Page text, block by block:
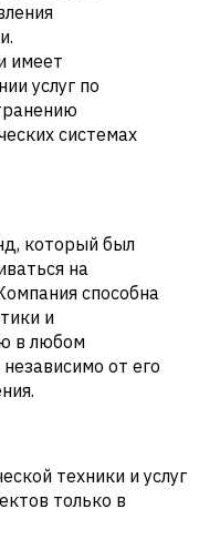
имеет
услуг по
системах
который был
на
способна
и
в любом
от его
техники и услуг
только в